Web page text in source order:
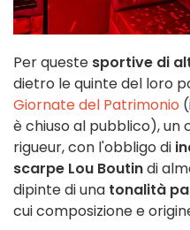
Per queste sportive di
dietro le quinte del loro
Giornate del Patrimonio
è chiuso al pubblico), un
rigueur, con l'obbligo di
scarpe Lou Boutindi
dipinte di una tonalità
cui composizione e